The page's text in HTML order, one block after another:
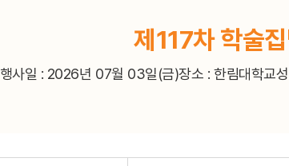
제117차 학술집
행사일 : 2026년 07월 03일(금)장소 : 한림대학교